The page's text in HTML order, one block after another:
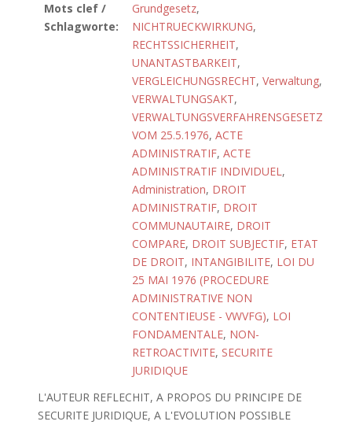
Mots clef /
Schlagworte:
Grundgesetz,
NICHTRUECKWIRKUNG,
RECHTSSICHERHEIT,
UNANTASTBARKEIT,
VERGLEICHUNGSRECHT, Verwaltung,
VERWALTUNGSAKT,
VERWALTUNGSVERFAHRENSGESETZ
VOM 25.5.1976, ACTE
ADMINISTRATIF, ACTE
ADMINISTRATIF INDIVIDUEL,
Administration, DROIT
ADMINISTRATIF, DROIT
COMMUNAUTAIRE, DROIT
COMPARE, DROIT SUBJECTIF, ETAT
DE DROIT, INTANGIBILITE, LOI DU
25 MAI 1976 (PROCEDURE
ADMINISTRATIVE NON
CONTENTIEUSE - VWVFG), LOI
FONDAMENTALE, NON-
RETROACTIVITE, SECURITE
JURIDIQUE
L'AUTEUR REFLECHIT, A PROPOS DU PRINCIPE DE
SECURITE JURIDIQUE, A L'EVOLUTION POSSIBLE